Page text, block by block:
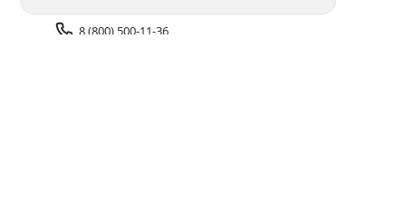
8 (800) 500-11-36